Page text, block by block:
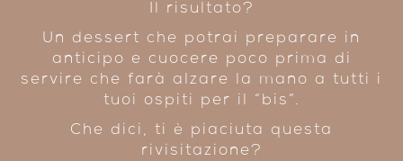
Il risultato?
Un dessert che potrai preparare in
anticipo e cuocere poco prima di
servire che farà alzare la mano a tutti i
tuoi ospiti per il “bis”.
Che dici, ti è piaciuta questa
rivisitazione?